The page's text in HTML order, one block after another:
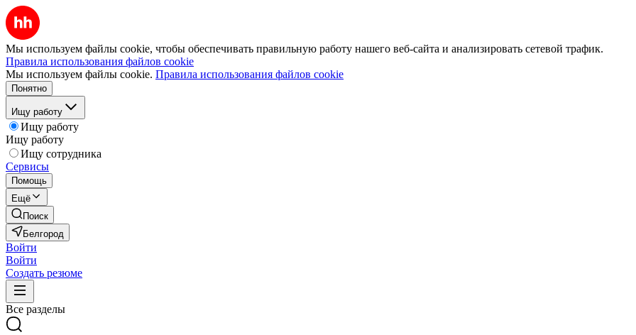
Мы используем файлы cookie, чтобы обеспечивать правильную работу нашего веб-сайта и анализировать сетевой трафик.
Правила использования файлов cookie
Мы используем файлы cookie. Правила использования файлов cookie
Понятно
Ищу работу
Ищу работу
Ищу работу
Ищу сотрудника
Сервисы
Помощь
Ещё
Поиск
Белгород
Войти
Войти
Создать резюме
Все разделы